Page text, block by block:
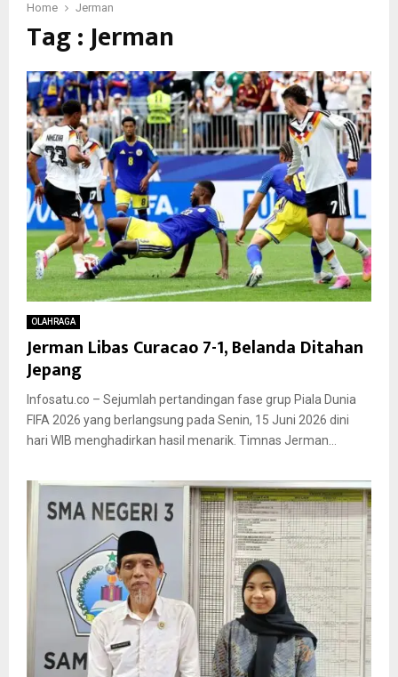
Home Jerman
Tag : Jerman
OLAHRAGA
Jerman Libas Curacao 7-1, Belanda Ditahan
Jepang
Infosatu.co – Sejumlah pertandingan fase grup Piala Dunia
FIFA 2026 yang berlangsung pada Senin, 15 Juni 2026 dini
hari WIB menghadirkan hasil menarik. Timnas Jerman...